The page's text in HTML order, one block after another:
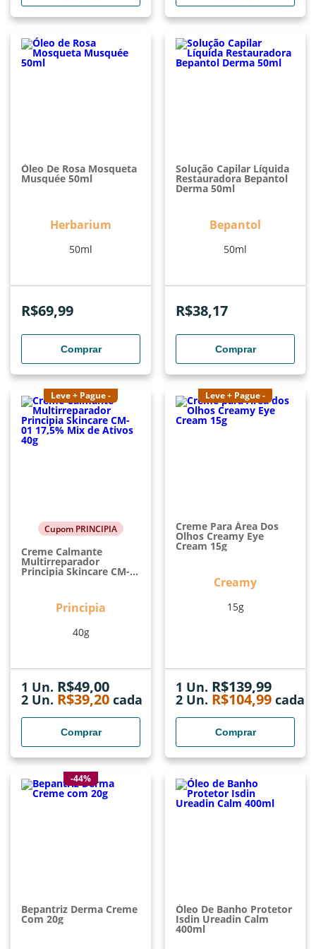
Óleo De Rosa Mosqueta
Musquée 50ml
Herbarium
50ml
R$69,99
Comprar
Solução Capilar Líquida
Restauradora Bepantol
Derma 50ml
Bepantol
50ml
R$38,17
Comprar
Leve + Pague -
Cupom PRINCIPIA
Creme Calmante
Multirreparador
Principia Skincare CM-
01 17,5% Mix De Ativos
Principia
40g
1 Un. R$49,00
2 Un. R$39,20 cada
Comprar
Leve + Pague -
Creme Para Área Dos
Olhos Creamy Eye
Cream 15g
Creamy
15g
1 Un. R$139,99
2 Un. R$104,99 cada
Comprar
-44%
Bepantriz Derma Creme
Com 20g
Óleo De Banho Protetor
Isdin Ureadin Calm
400ml